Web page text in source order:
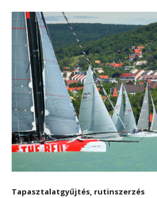
Tapasztalatgyűjtés, rutinszerzés